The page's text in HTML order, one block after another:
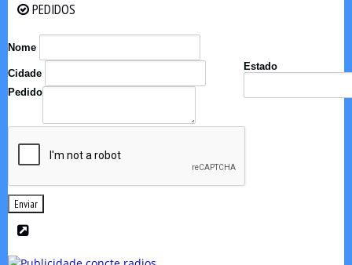
PEDIDOS
Nome
Cidade
Estado
Pedido
Enviar